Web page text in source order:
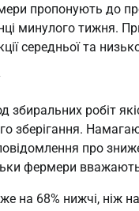
пропонують до
минулого тижня.
середньої та
збиральних робіт
зберігання.
про
фермери
на 68% нижчі, ніж